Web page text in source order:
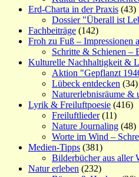
Erd-Charta in der Praxis (43)
Dossier "Überall ist
Fachbeiträge (142)
Froh zu Fuß – Impressionen
Schritte & Schienen –
Kulturelle Nachhaltigkeit &
Aktion "Gepflanzt
Lübeck entdecken (34)
Naturerlebnisräume &
Lyrik & Freiluftpoesie (416)
Freiluftlieder(11)
Nature Journaling (48)
Worte im Wind –
Medien-Tipps (381)
Bilderbücher aus aller
Natur erleben (232)